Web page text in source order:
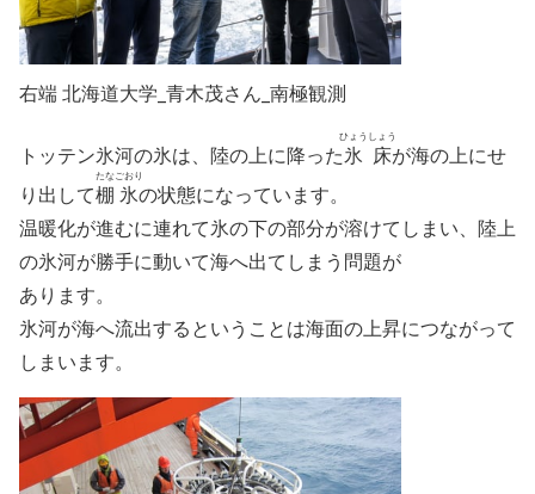
右端 北海道大学_青木茂さん_南極観測
トッテン氷河の氷は、陸の上に降った氷
ひょう
床
しょう
が海の上にせ
り出して棚
たな
氷
ごおり
の状態になっています。
温暖化が進むに連れて氷の下の部分が溶けてしまい、陸上
の氷河が勝手に動いて海へ出てしまう問題が
あります。
氷河が海へ流出するということは海面の上昇につながって
しまいます。